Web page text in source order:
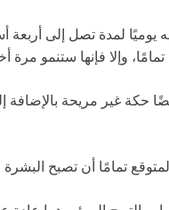
يوميًا لمدة تصل إلى
وإلا فإنها ستنمو مرة
حكة غير مريحة بالإضافة
المتوقع تمامًا أن تصبح